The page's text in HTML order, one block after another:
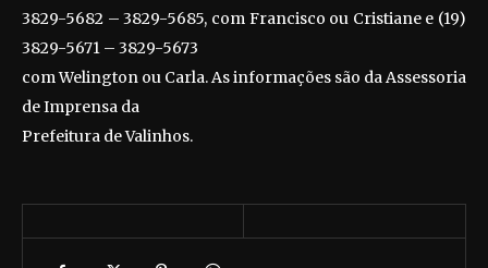
3829-5682 – 3829-5685, com Francisco ou Cristiane e (19)
3829-5671 – 3829-5673
com Welington ou Carla. As informações são da Assessoria
de Imprensa da
Prefeitura de Valinhos.